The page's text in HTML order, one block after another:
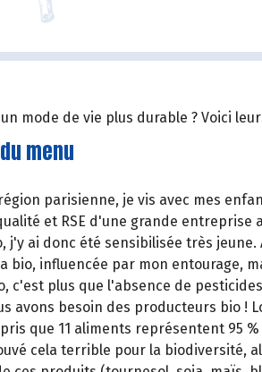
mode de vie plus durable ? Voici
menu
parisienne, je vis avec mes
et RSE d'une grande entreprise
j'y ai donc été sensibilisée très jeune.
bio, influencée par mon entourage,
c'est plus que l'absence de
avons besoin des producteurs bio !
que 11 aliments représentent 95
cela terrible pour la biodiversité,